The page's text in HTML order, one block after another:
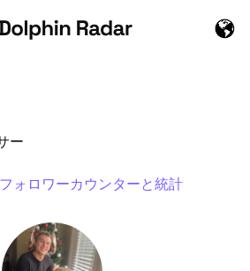
ー
ォロワーカウンターと統計